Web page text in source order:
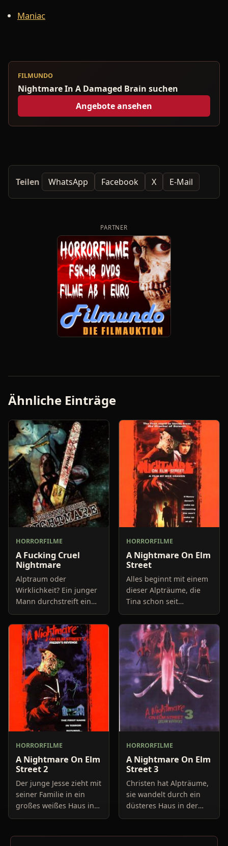
Maniac
FILMUNDO
Nightmare In A Damaged Brain suchen
Angebote ansehen
Teilen WhatsApp Facebook X E-Mail
PARTNER
Ähnliche Einträge
HORRORFILME
A Fucking Cruel
Nightmare
Alptraum oder
Wirklichkeit? Ein junger
Mann durchstreift ein
Gebäude, welches mit
zahlreichen Folien
ausgestattet ist. Er
bewegt sich auf einem
schmalen Gang
HORRORFILME
A Nightmare On Elm
Street
Alles beginnt mit einem
dieser Alpträume, die
Tina schon seit
längerem quälen. Sie
flieht in einem
Fabrikkeller vor dem
mysteriösen Mann, der
ihr offensich
HORRORFILME
A Nightmare On Elm
Street 2
Der junge Jesse zieht mit
seiner Familie in ein
großes weißes Haus in
der Elm-Street, ohne zu
einigen Jahren hier
HORRORFILME
A Nightmare On Elm
Street 3
Christen hat Alpträume,
sie wandelt durch ein
düsteres Haus in der
Elmstreet. Als sie in eine
Teenager kommt, eine